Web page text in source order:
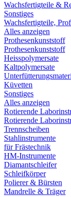
Wachsfertigteile &
Sonstiges
Wachsfertigteile,
Alles anzeigen
Prothesenkunststoff
Prothesenkunststoff
Heisspolymersate
Kaltpolymersate
Küvetten
Sonstiges
Alles anzeigen
Rotierende
Rotierende
Trennscheiben
Stahlinstrumente
für Frästechnik
HM-Instrumente
Diamantschleifer
Schleifkörper
Polierer & Bürsten
Mandrelle & Träger